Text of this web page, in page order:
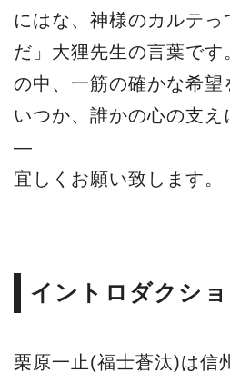
にはな、神様のカルテっ
だ」大狸先生の言葉です
の中、一筋の確かな希望
いつか、誰かの心の支え
―
宜しくお願い致します。
イントロダクシ
栗原一止(福士蒼汰)は信